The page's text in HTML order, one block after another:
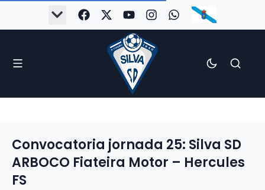
Convocatoria jornada 25: Silva SD
ARBOCO Fiateira Motor – Hercules
FS